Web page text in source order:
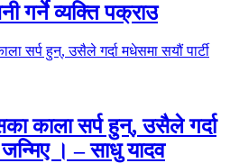
गर्ने व्यक्ति पक्राउ
काला सर्प हुन्, उसैले गर्दा
जन्मिए । – साधु यादव